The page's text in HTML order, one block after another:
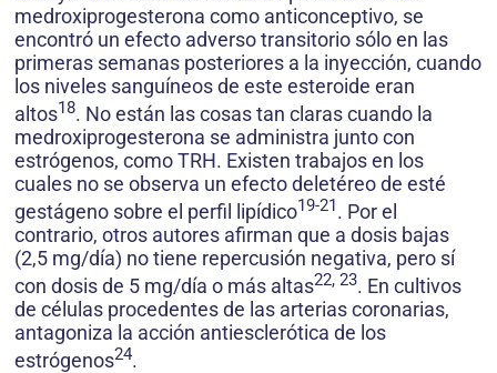
medroxiprogesterona como anticonceptivo, se
encontró un efecto adverso transitorio sólo en las
primeras semanas posteriores a la inyección, cuando
los niveles sanguíneos de este esteroide eran
altos18. No están las cosas tan claras cuando la
medroxiprogesterona se administra junto con
estrógenos, como TRH. Existen trabajos en los
cuales no se observa un efecto deletéreo de esté
gestágeno sobre el perfil lipídico19-21. Por el
contrario, otros autores afirman que a dosis bajas
(2,5 mg/día) no tiene repercusión negativa, pero sí
con dosis de 5 mg/día o más altas22, 23. En cultivos
de células procedentes de las arterias coronarias,
antagoniza la acción antiesclerótica de los
estrógenos24.